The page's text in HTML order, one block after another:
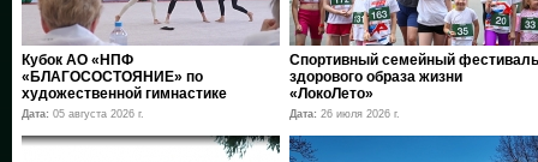
Кубок АО «НПФ
«БЛАГОСОСТОЯНИЕ» по
художественной гимнастике
Дата: 05 августа 2026 г.
Спортивный семейный фестиваль
здорового образа жизни
«ЛокоЛето»
Дата: 26 июля 2026 г.